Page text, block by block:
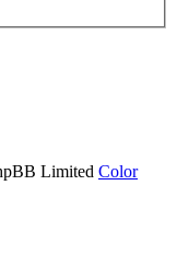
Limited Color